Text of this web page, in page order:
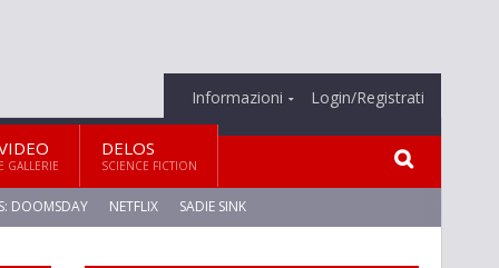
Informazioni Login/Registrati
E GALLERIE
DELOS
SCIENCE FICTION
DOOMSDAY NETFLIX SADIE SINK